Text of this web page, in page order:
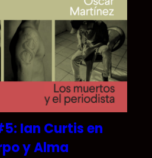
Ian Curtis en
y Alma